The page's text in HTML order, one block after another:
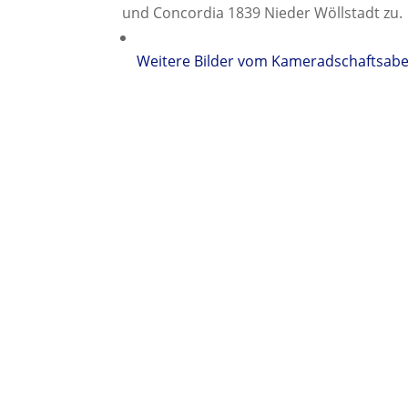
und Concordia 1839 Nieder Wöllstadt zu.
Weitere Bilder vom